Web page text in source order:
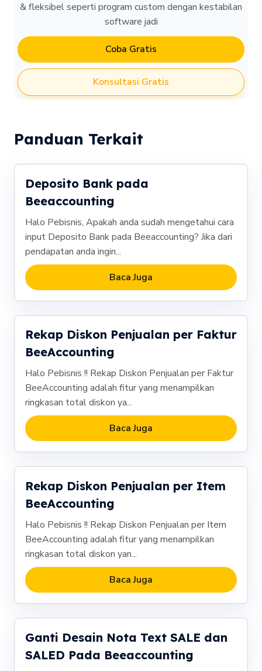
& fleksibel seperti program custom dengan kestabilan
software jadi
Coba Gratis
Konsultasi Gratis
Panduan Terkait
Deposito Bank pada
Beeaccounting
Halo Pebisnis, Apakah anda sudah mengetahui cara
input Deposito Bank pada Beeaccounting? Jika dari
pendapatan anda ingin...
Baca Juga
Rekap Diskon Penjualan per Faktur
BeeAccounting
Halo Pebisnis !! Rekap Diskon Penjualan per Faktur
BeeAccounting adalah fitur yang menampilkan
ringkasan total diskon ya...
Baca Juga
Rekap Diskon Penjualan per Item
BeeAccounting
Halo Pebisnis !! Rekap Diskon Penjualan per Item
BeeAccounting adalah fitur yang menampilkan
ringkasan total diskon yan...
Baca Juga
Ganti Desain Nota Text SALE dan
SALED Pada Beeaccounting